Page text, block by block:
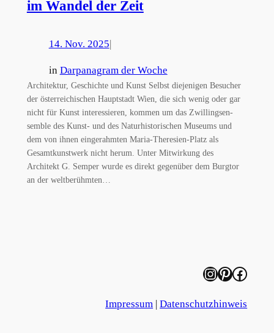
im Wandel der Zeit
14. Nov. 2025|
in Darpanagram der Woche
Architektur, Geschichte und Kunst Selbst diejenigen Besucher
der österreichischen Hauptstadt Wien, die sich wenig oder gar
nicht für Kunst interessieren, kommen um das Zwillingsen-
semble des Kunst- und des Naturhistorischen Museums und
dem von ihnen eingerahmten Maria-Theresien-Platz als
Gesamtkunstwerk nicht herum. Unter Mitwirkung des
Architekt G. Semper wurde es direkt gegenüber dem Burgtor
an der weltberühmten…
InstagramPinterest Facebook
Impressum |Datenschutzhinweis